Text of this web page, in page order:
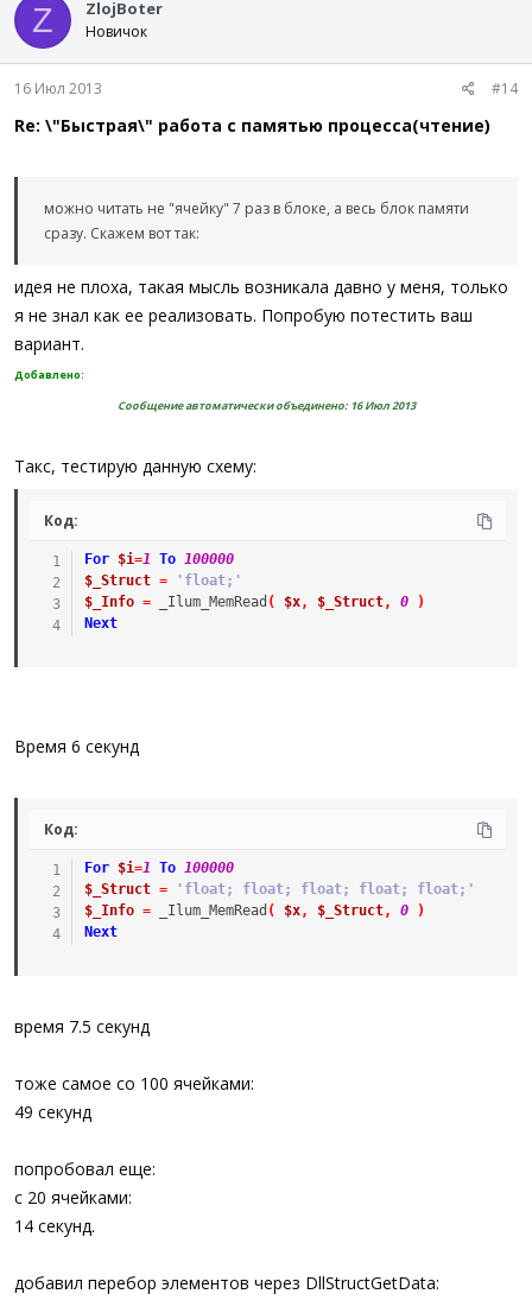
Z ZlojBoter
Новичок
16 Июл 2013 #14
Re: \"Быстрая\" работа с памятью процесса(чтение)
можно читать не "ячейку" 7 раз в блоке, а весь блок памяти
сразу. Скажем вот так:
идея не плоха, такая мысль возникала давно у меня, только
я не знал как ее реализовать. Попробую потестить ваш
вариант.
Добавлено:
Сообщение автоматически объединено: 16 Июл 2013
Такс, тестирую данную схему:
Код:
For $i=1 To 100000
$_Struct =
'float;'
$_Info = _Ilum_MemRead ( $x, $_Struct, 0
)
Next
Время 6 секунд
Код:
For $i=1 To 100000
$_Struct =
'float; float; float; float; float;'
$_Info = _Ilum_MemRead ( $x, $_Struct, 0
)
Next
время 7.5 секунд
тоже самое со 100 ячейками:
49 секунд
попробовал еще:
с 20 ячейками:
14 секунд.
добавил перебор элементов через DllStructGetData: